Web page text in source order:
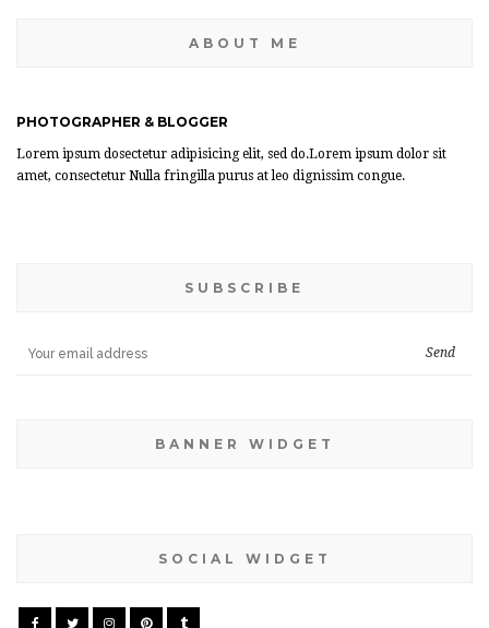
ABOUT ME
PHOTOGRAPHER & BLOGGER
Lorem ipsum dosectetur adipisicing elit, sed do.Lorem ipsum dolor sit
amet, consectetur Nulla fringilla purus at leo dignissim congue.
SUBSCRIBE
BANNER WIDGET
SOCIAL WIDGET